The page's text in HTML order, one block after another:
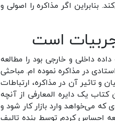
اگر مذاکره را اصولی و
است
داخلی و خارجی بود را مطالعه
در مذاکره نموده ام. مباحثی
و تاثیر آن در مذاکره، ارتباطات
یک دایره المعارفی از آنچه
می‌خواهد وارد بازار کار شود و
احساس کردم توسط بنده تالیف